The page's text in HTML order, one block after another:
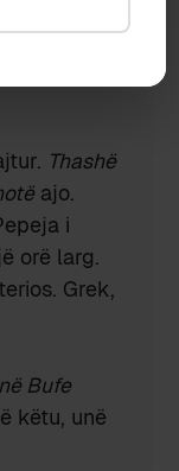
Thashë
ajo.
i
orë larg.
Grek,
Bufe
këtu, unë